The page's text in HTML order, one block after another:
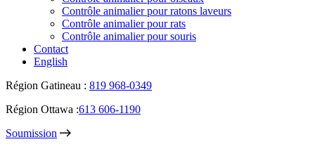
Contrôle animalier pour ratons laveurs
Contrôle animalier pour rats
Contrôle animalier pour souris
Contact
English
Région Gatineau : 819 968-0349
Région Ottawa :613 606-1190
Soumission